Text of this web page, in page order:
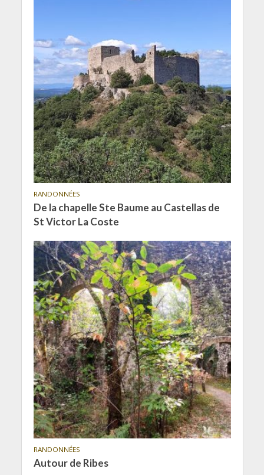
RANDONNÉES
De la chapelle Ste Baume au Castellas de
St Victor La Coste
RANDONNÉES
Autour de Ribes